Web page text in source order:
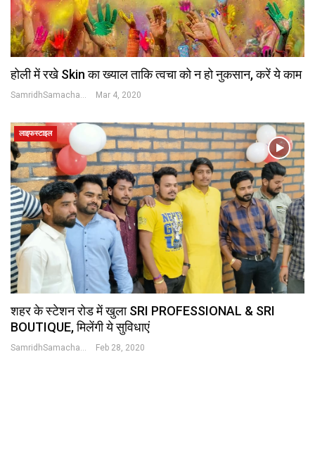
होली में रखे Skin का ख्याल ताकि त्वचा को न हो नुकसान, करें ये काम
SamridhSamachar Desk Mar 4, 2020
लाइफस्टाइल
शहर के स्टेशन रोड में खुला SRI PROFESSIONAL & SRI
BOUTIQUE, मिलेंगी ये सुविधाएं
Feb 28, 2020